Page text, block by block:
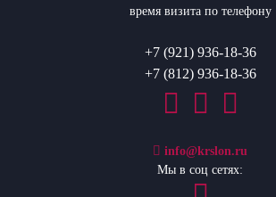
время визита по телефону
+7 (921) 936-18-36
+7 (812) 936-18-36
info@krslon.ru
Мы в соц сетях: